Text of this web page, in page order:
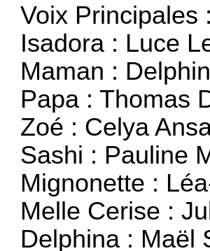
Voix Principales :
Isadora : Luce
Maman :
Papa : Thomas
Zoé : Celya
Sashi : Pauline
Mignonette :
Melle Cerise :
Delphina : Maël